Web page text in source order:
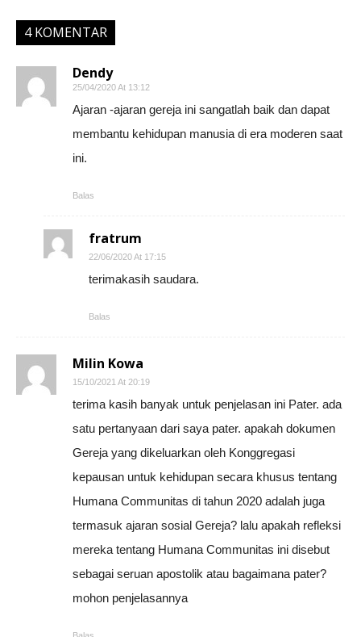
4 KOMENTAR
Dendy
25/04/2020 At 13:12
Ajaran -ajaran gereja ini sangatlah baik dan dapat
membantu kehidupan manusia di era moderen saat
ini.
Balas
fratrum
22/06/2020 At 17:15
terimakasih saudara.
Balas
Milin Kowa
15/10/2021 At 20:19
terima kasih banyak untuk penjelasan ini Pater. ada
satu pertanyaan dari saya pater. apakah dokumen
Gereja yang dikeluarkan oleh Konggregasi
kepausan untuk kehidupan secara khusus tentang
Humana Communitas di tahun 2020 adalah juga
termasuk ajaran sosial Gereja? lalu apakah refleksi
mereka tentang Humana Communitas ini disebut
sebagai seruan apostolik atau bagaimana pater?
mohon penjelasannya